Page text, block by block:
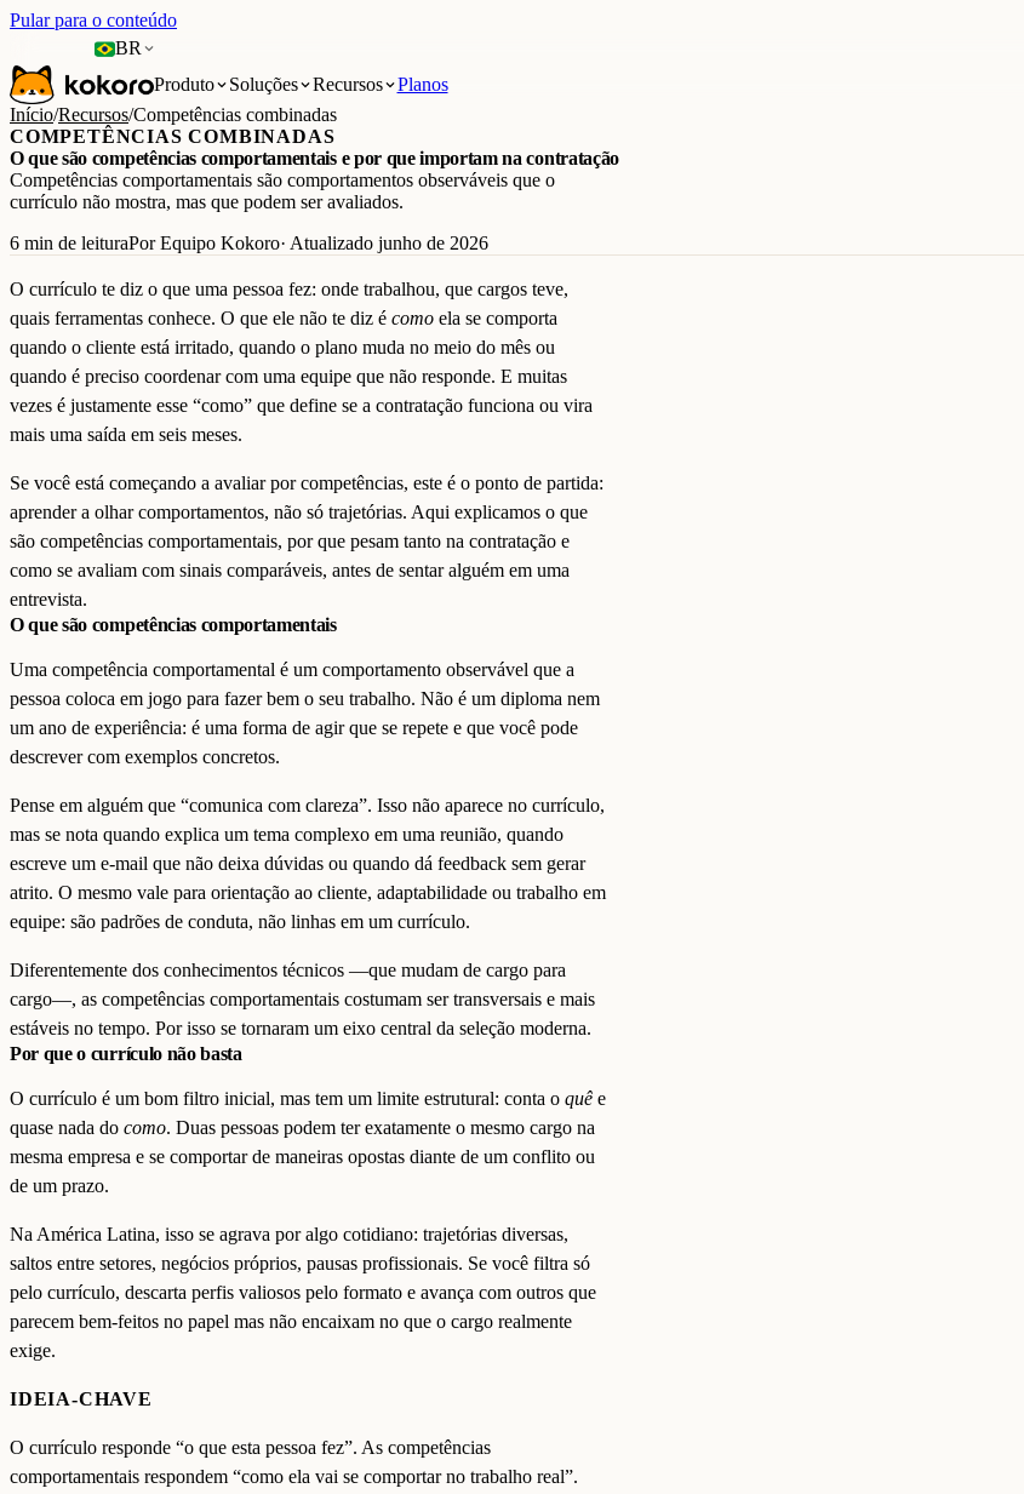
Pular para o conteúdo
BR
Produto
Soluções Recursos Planos
Início/Recursos/Competências combinadas
COMPETÊNCIAS COMBINADAS
O que são competências comportamentais e por que importam na contratação
Competências comportamentais são comportamentos observáveis que o
currículo não mostra, mas que podem ser avaliados.
6 min de leituraPor Equipo Kokoro· Atualizado junho de 2026
O currículo te diz o que uma pessoa fez: onde trabalhou, que cargos teve,
quais ferramentas conhece. O que ele não te diz é como ela se comporta
quando o cliente está irritado, quando o plano muda no meio do mês ou
quando é preciso coordenar com uma equipe que não responde. E muitas
vezes é justamente esse “como” que define se a contratação funciona ou vira
mais uma saída em seis meses.
Se você está começando a avaliar por competências, este é o ponto de partida:
aprender a olhar comportamentos, não só trajetórias. Aqui explicamos o que
são competências comportamentais, por que pesam tanto na contratação e
como se avaliam com sinais comparáveis, antes de sentar alguém em uma
entrevista.
O que são competências comportamentais
Uma competência comportamental é um comportamento observável que a
pessoa coloca em jogo para fazer bem o seu trabalho. Não é um diploma nem
um ano de experiência: é uma forma de agir que se repete e que você pode
descrever com exemplos concretos.
Pense em alguém que “comunica com clareza”. Isso não aparece no currículo,
mas se nota quando explica um tema complexo em uma reunião, quando
escreve um e-mail que não deixa dúvidas ou quando dá feedback sem gerar
atrito. O mesmo vale para orientação ao cliente, adaptabilidade ou trabalho em
equipe: são padrões de conduta, não linhas em um currículo.
Diferentemente dos conhecimentos técnicos —que mudam de cargo para
cargo—, as competências comportamentais costumam ser transversais e mais
estáveis no tempo. Por isso se tornaram um eixo central da seleção moderna.
Por que o currículo não basta
O currículo é um bom filtro inicial, mas tem um limite estrutural: conta o quê e
quase nada do como. Duas pessoas podem ter exatamente o mesmo cargo na
mesma empresa e se comportar de maneiras opostas diante de um conflito ou
de um prazo.
Na América Latina, isso se agrava por algo cotidiano: trajetórias diversas,
saltos entre setores, negócios próprios, pausas profissionais. Se você filtra só
pelo currículo, descarta perfis valiosos pelo formato e avança com outros que
parecem bem-feitos no papel mas não encaixam no que o cargo realmente
exige.
IDEIA-CHAVE
O currículo responde “o que esta pessoa fez”. As competências
comportamentais respondem “como ela vai se comportar no trabalho real”.